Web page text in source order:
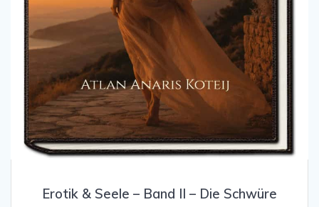
Erotik & Seele – Band II – Die Schwüre